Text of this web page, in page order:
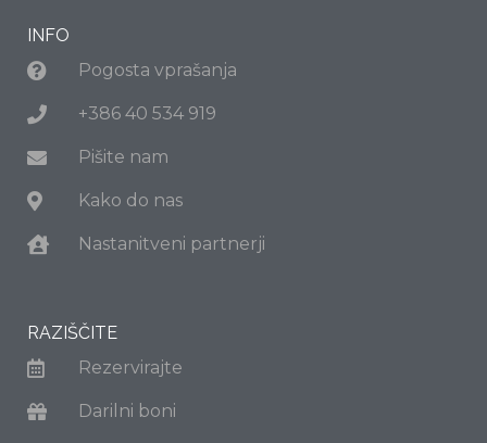
INFO
Pogosta vprašanja
+386 40 534 919
Pišite nam
Kako do nas
Nastanitveni partnerji
RAZIŠČITE
Rezervirajte
Darilni boni